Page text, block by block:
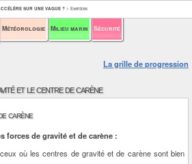
Météorologie Milieu marin Sécurité
SUR UNE VAGUE ? > Exercices
La grille de progression
et le centre de carène
carène
forces de gravité et de carène :
où les centres de gravité et de carène sont bien